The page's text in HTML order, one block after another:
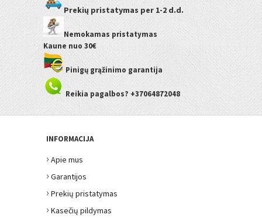
Prekių pristatymas per 1-2 d.d.
Nemokamas pristatymas
Kaune nuo 30€
Pinigų grąžinimo garantija
Reikia pagalbos? +37064872048
INFORMACIJA
› Apie mus
› Garantijos
› Prekių pristatymas
› Kasečių pildymas